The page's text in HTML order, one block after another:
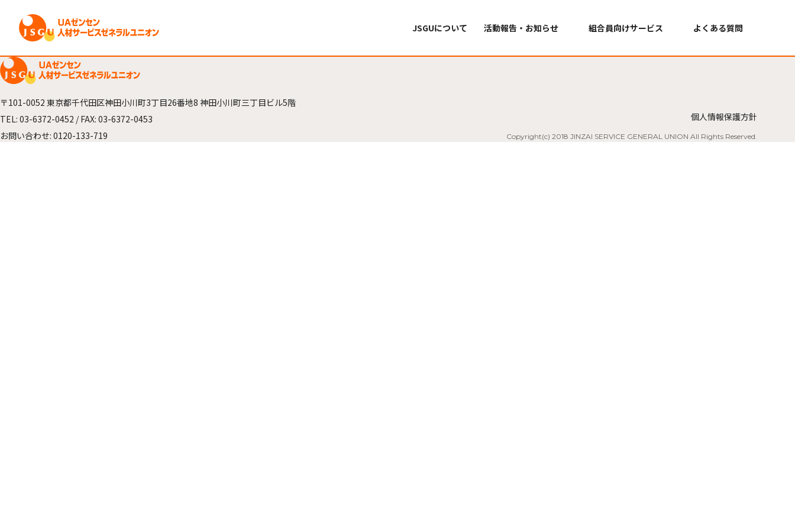
JSGUについて 活動報告・お知らせ 組合員向けサービス よくある質問
〒101-0052 東京都千代田区神田小川町3丁目26番地8 神田小川町三丁目ビル5階
TEL: 03-6372-0452 / FAX: 03-6372-0453
お問い合わせ: 0120-133-719
個人情報保護方針
Copyright(c) 2018 JINZAI SERVICE GENERAL UNION All Rights Reserved.